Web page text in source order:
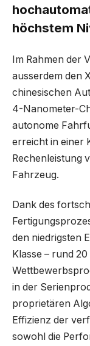
höchstem
Im Rahmen der
ausserdem den
chinesischen
4-Nanometer-
autonome
erreicht in einer
Rechenleistung
Fahrzeug.
Dank des
den niedrigsten
Klasse – rund
in der
proprietären
Effizienz der
sowohl die